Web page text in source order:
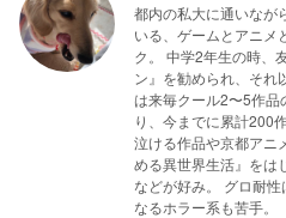
都内の私大に通いなが
いる、ゲームとアニメ
ク。 中学2年生の時、
ン』を勧められ、それ
は来毎クール2〜5作品
り、今までに累計200
泣ける作品や京都アニ
める異世界生活』をは
などが好み。 グロ耐
なるホラー系も苦手。